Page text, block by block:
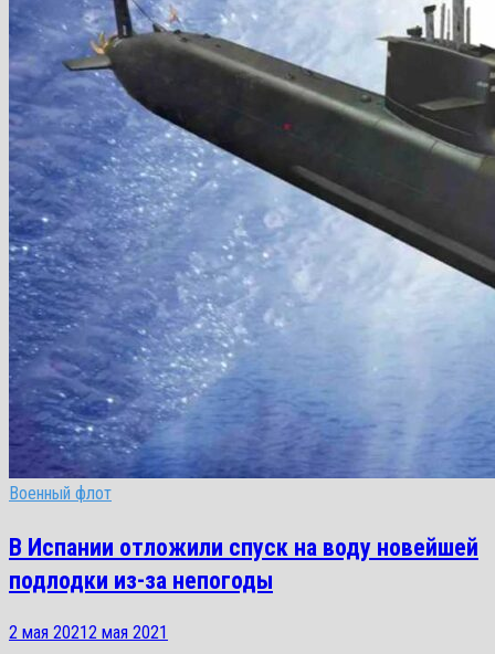
Военный флот
В Испании отложили спуск на воду новейшей
подлодки из-за непогоды
2 мая 20212 мая 2021